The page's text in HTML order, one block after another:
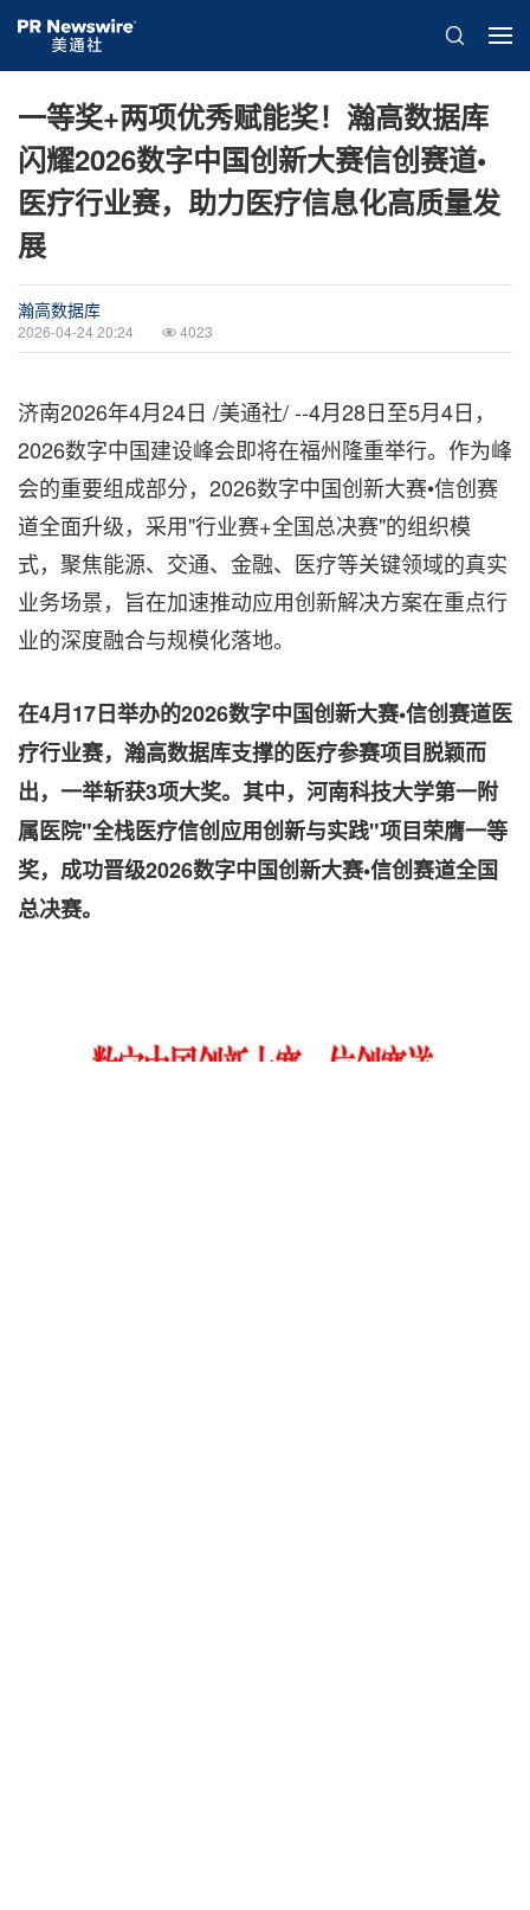
一等奖+两项优秀赋能奖！瀚高数据库
闪耀2026数字中国创新大赛信创赛道•
医疗行业赛，助力医疗信息化高质量发
展
瀚高数据库
2026-04-24 20:24 4023
济南2026年4月24日 /美通社/ --4月28日至5月4日，
2026数字中国建设峰会即将在福州隆重举行。作为峰
会的重要组成部分，2026数字中国创新大赛•信创赛
道全面升级，采用"行业赛+全国总决赛"的组织模
式，聚焦能源、交通、金融、医疗等关键领域的真实
业务场景，旨在加速推动应用创新解决方案在重点行
业的深度融合与规模化落地。
在4月17日举办的2026数字中国创新大赛•信创赛道医
疗行业赛，瀚高数据库支撑的医疗参赛项目脱颖而
出，一举斩获3项大奖。其中，河南科技大学第一附
属医院"全栈医疗信创应用创新与实践"项目荣膺一等
奖，成功晋级2026数字中国创新大赛•信创赛道全国
总决赛。